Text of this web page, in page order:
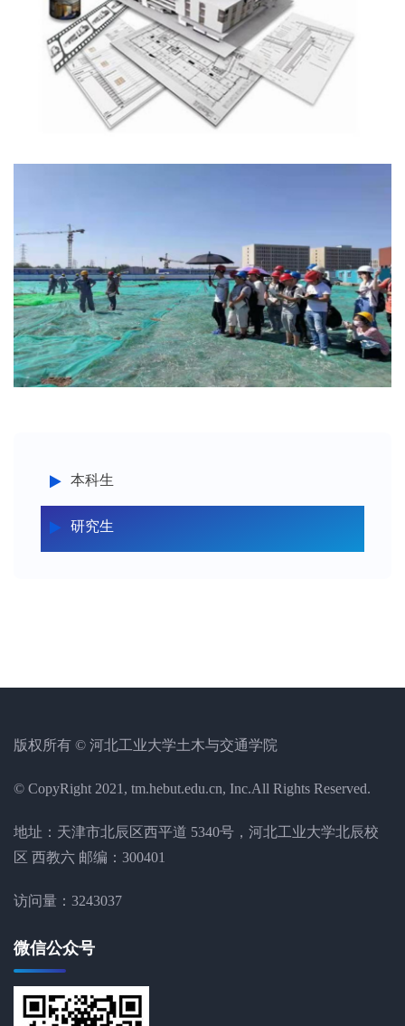
本科生
研究生
版权所有 © 河北工业大学土木与交通学院
© CopyRight 2021, tm.hebut.edu.cn, Inc.All Rights Reserved.
地址：天津市北辰区西平道 5340号，河北工业大学北辰校
区 西教六 邮编：300401
访问量： 3243037
微信公众号